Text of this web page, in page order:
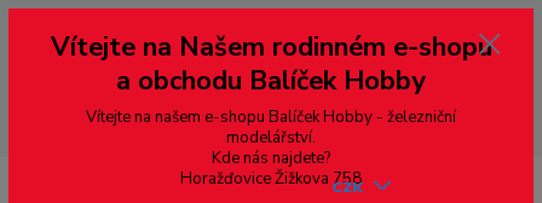
--- pro zákazníky ze Slovenska a jiných zemí, pokud chcete platit v eurech
přepněte si e-shop na euro 💶 pro přepočet měny - pravý horní roh ---
dobírky – pokud si z nějakého důvodu zásilku nevyzvednete, bude po
domluvě zaslána znovu s opětovnou platbou za poštovné, v opačném
případě bude zrušena a účet přidán na blacklist a rušeny následující
objednávky.
CZK
Vítejte na Našem rodinném e-shopu
a obchodu Balíček Hobby
Vítejte na našem e-shopu Balíček Hobby - železniční
modelářství.
Kde nás najdete?
Horažďovice Žižkova 758